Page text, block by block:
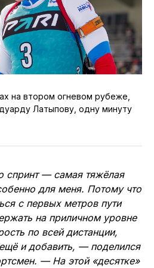
на втором огневом рубеже,
Латыпову, одну минуту
спринт — самая тяжёлая
для меня. Потому что
с первых метров пути
на приличном уровне
по всей дистанции,
и добавить, — поделился
— На этой «десятке»